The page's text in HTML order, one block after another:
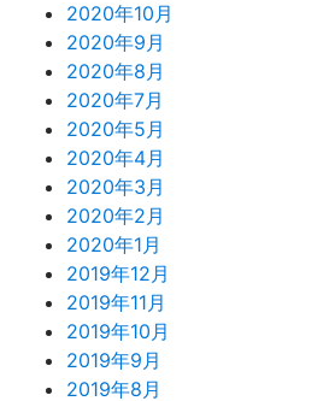
2020年10月
2020年9月
2020年8月
2020年7月
2020年5月
2020年4月
2020年3月
2020年2月
2020年1月
2019年12月
2019年11月
2019年10月
2019年9月
2019年8月